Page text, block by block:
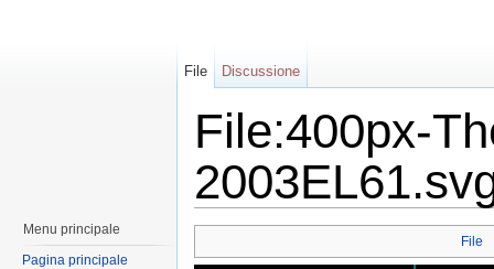
File:400px-
File
File Discussione
Menu principale
Pagina principale